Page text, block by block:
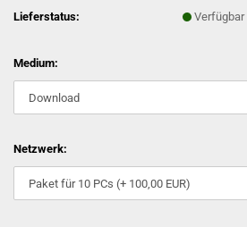
Lieferstatus:
Verfügbar
Medium:
Netzwerk: